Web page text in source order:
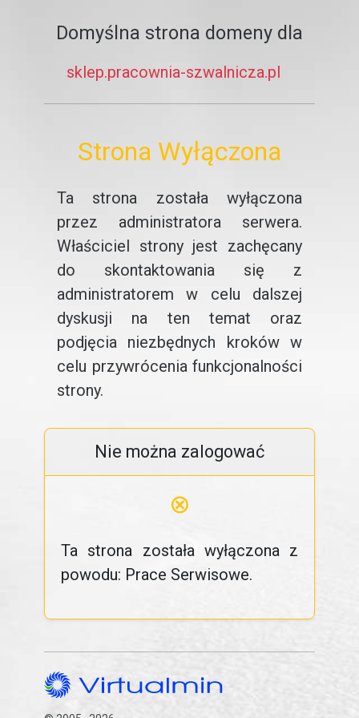
Domyślna strona domeny dla
sklep.pracownia-szwalnicza.pl
Strona Wyłączona
Ta strona została wyłączona
przez administratora serwera.
Właściciel strony jest zachęcany
do skontaktowania się z
administratorem w celu dalszej
dyskusji na ten temat oraz
podjęcia niezbędnych kroków w
celu przywrócenia funkcjonalności
strony.
Nie można zalogować
⊗
Ta strona została wyłączona z
powodu: Prace Serwisowe.